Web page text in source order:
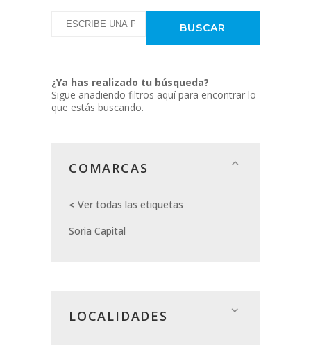
¿Ya has realizado tu búsqueda?
Sigue añadiendo filtros aquí para encontrar lo
que estás buscando.
COMARCAS
Ver todas las etiquetas
Soria Capital
LOCALIDADES